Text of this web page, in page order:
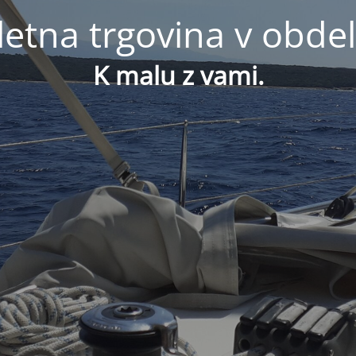
trgovina v
K malu z vami.